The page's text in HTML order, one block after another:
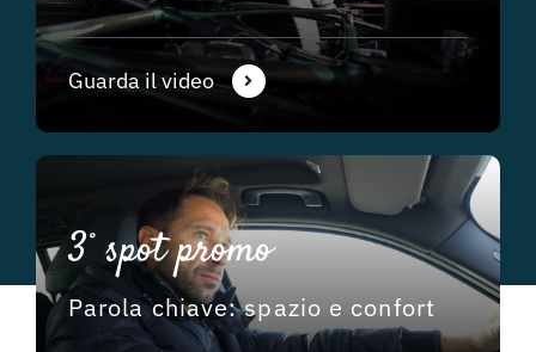
Guarda il video
3° spot promo
Parola chiave: spazio e confort